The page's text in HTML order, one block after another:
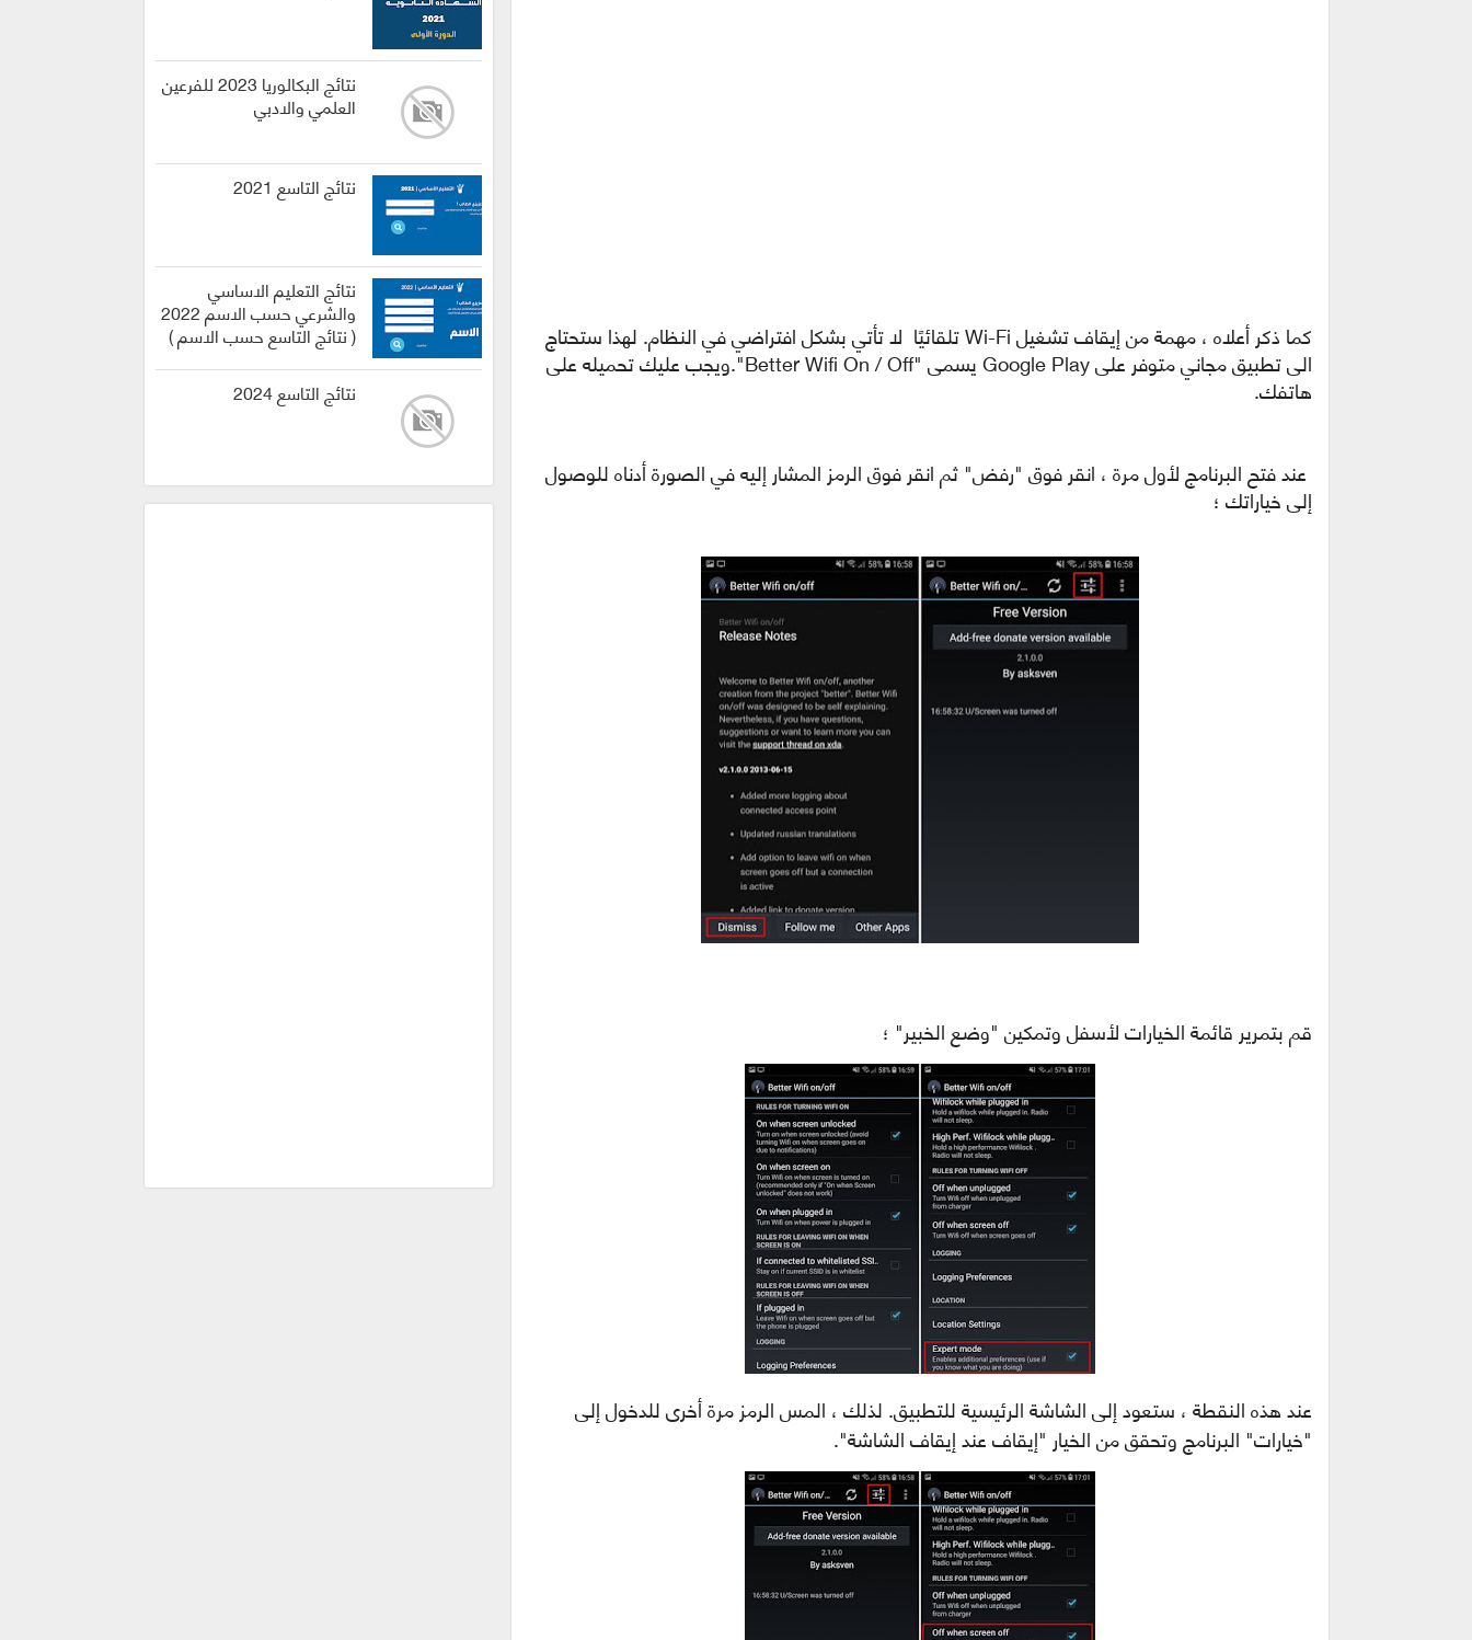
كما ذكر أعلاه ، مهمة من إيقاف تشغيل Wi-Fi تلقائيًا لا تأتي بشكل افتراضي في النظام. لهذا ستحتاج
الى تطبيق مجاني متوفر على Google Play يسمى "Better Wifi On / Off".ويجب عليك تحميله على
هاتفك.
عند فتح البرنامج لأول مرة ، انقر فوق "رفض" ثم انقر فوق الرمز المشار إليه في الصورة أدناه للوصول
إلى خياراتك ؛
قم بتمرير قائمة الخيارات لأسفل وتمكين "وضع الخبير" ؛
عند هذه النقطة ، ستعود إلى الشاشة الرئيسية للتطبيق. لذلك ، المس الرمز مرة أخرى للدخول إلى
"خيارات" البرنامج وتحقق من الخيار "إيقاف عند إيقاف الشاشة".
نتائج البكالوريا 2023 للفرعين
العلمي والادبي
نتائج التاسع 2021
نتائج التعليم الاساسي
والشرعي حسب الاسم 2022
( نتائج التاسع حسب الاسم )
نتائج التاسع 2024